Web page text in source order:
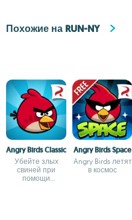
Похожие на RUN-NY
Angry Birds Classic
Убейте злых
свиней при
помощи
Angry Birds Space
Angry Birds летят
в космос